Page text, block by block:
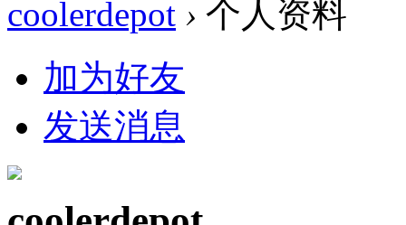
coolerdepot › 个人资料
加为好友
发送消息